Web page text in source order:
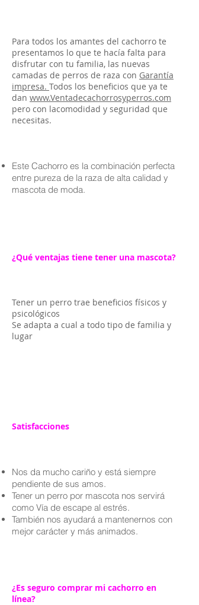
Para todos los amantes del cachorro te
presentamos lo que te hacía falta para
disfrutar con tu familia, las nuevas
camadas de perros de raza con Garantía
impresa. Todos los beneficios que ya te
dan www.Ventadecachorrosyperros.com
pero con lacomodidad y seguridad que
necesitas.
Este Cachorro es la combinación perfecta
entre pureza de la raza de alta calidad y
mascota de moda.
¿Qué ventajas tiene tener una mascota?
Tener un perro trae beneficios físicos y
psicológicos
Se adapta a cual a todo tipo de familia y
lugar
Satisfacciones
Nos da mucho cariño y está siempre
pendiente de sus amos.
Tener un perro por mascota nos servirá
como Vía de escape al estrés.
También nos ayudará a mantenernos con
mejor carácter y más animados.
¿Es seguro comprar mi cachorro en
línea?